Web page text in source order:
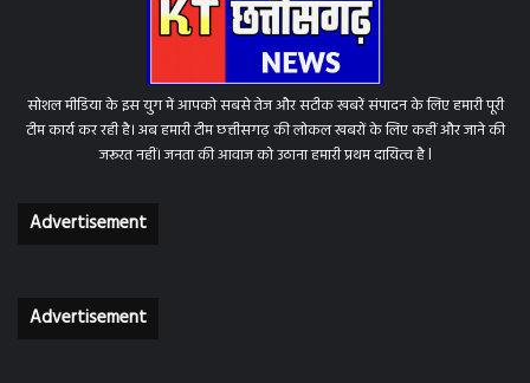
सोशल मीडिया के इस युग में आपको सबसे तेज और सटीक खबरें संपादन के लिए हमारी पूरी
टीम कार्य कर रही है। अब हमारी टीम छत्तीसगढ़ की लोकल खबरों के लिए कहीं और जाने की
जरूरत नहीं। जनता की आवाज को उठाना हमारी प्रथम दायित्व है l
Advertisement
Advertisement